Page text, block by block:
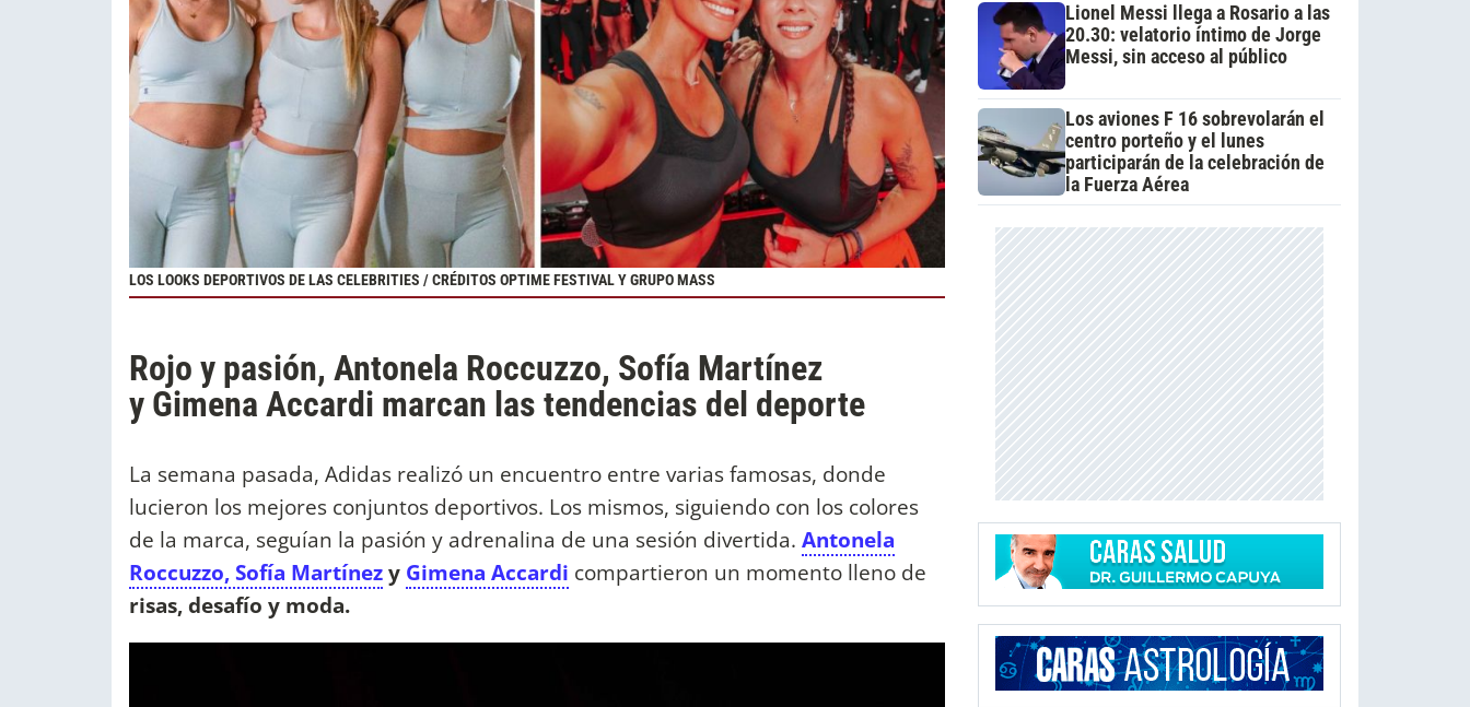
LOS LOOKS DEPORTIVOS DE LAS CELEBRITIES / CRÉDITOS OPTIME FESTIVAL Y GRUPO MASS
Rojo y pasión, Antonela Roccuzzo, Sofía Martínez
y Gimena Accardi marcan las tendencias del deporte
La semana pasada, Adidas realizó un encuentro entre varias famosas, donde
lucieron los mejores conjuntos deportivos. Los mismos, siguiendo con los colores
de la marca, seguían la pasión y adrenalina de una sesión divertida. Antonela
Roccuzzo, Sofía Martínezy Gimena Accardi compartieron un momento lleno de
risas, desafío y moda.
Lionel Messi llega a Rosario a las
20.30: velatorio íntimo de Jorge
Messi, sin acceso al público
Los aviones F 16 sobrevolarán el
centro porteño y el lunes
participarán de la celebración de
la Fuerza Aérea